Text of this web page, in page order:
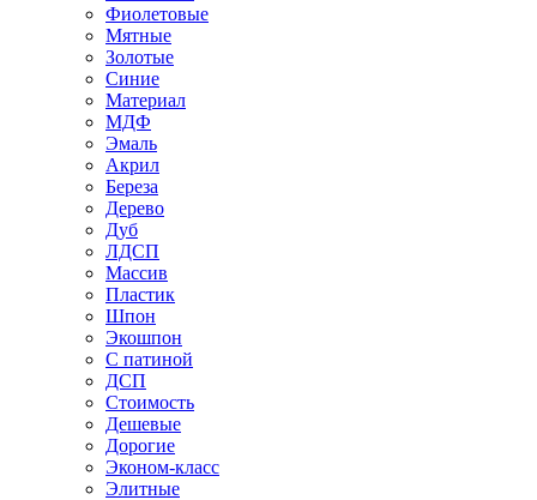
Фиолетовые
Мятные
Золотые
Синие
Материал
МДФ
Эмаль
Акрил
Береза
Дерево
Дуб
ЛДСП
Массив
Пластик
Шпон
Экошпон
С патиной
ДСП
Стоимость
Дешевые
Дорогие
Эконом-класс
Элитные